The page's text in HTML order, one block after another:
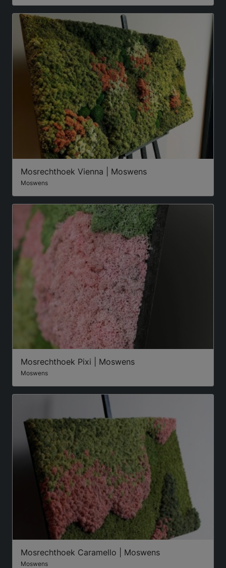
Mosrechthoek Vienna | Moswens
Moswens
Mosrechthoek Pixi | Moswens
Moswens
Mosrechthoek Caramello | Moswens
Moswens